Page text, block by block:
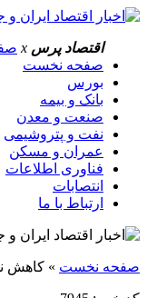
اقتصاد پرس x
صفحه نخست
بورس
بانک و بیمه
صنعت و معدن
نفت و پتروشیمی
عمران و مسکن
فناوری اطلاعات
انتصابات
ارتباط با ما
صفحه نخست » کاهش